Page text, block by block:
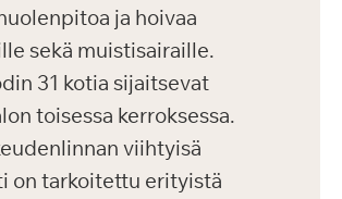
ja hoivaa
sekä muistisairaille.
31 kotia sijaitsevat
toisessa kerroksessa.
viihtyisä
on tarkoitettu erityistä